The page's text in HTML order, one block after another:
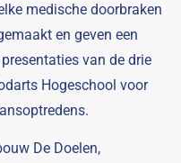
medische doorbraken
en geven een
van de drie
Hogeschool voor
De Doelen,